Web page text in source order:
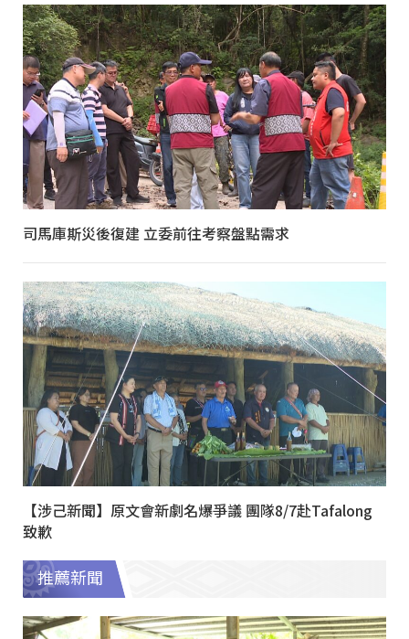
司馬庫斯災後復建 立委前往考察盤點需求
【涉己新聞】原文會新劇名爆爭議 團隊8/7赴Tafalong
致歉
推薦新聞